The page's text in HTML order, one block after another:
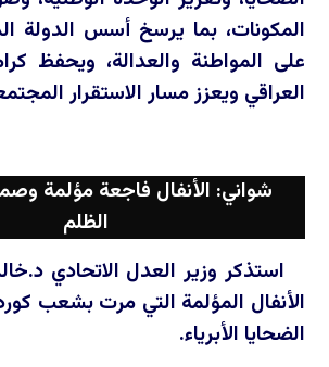
المكونات، بما يرسخ أسس الدولة
على المواطنة والعدالة، ويحفظ
العراقي ويعزز مسار الاستقرار
شواني: الأنفال فاجعة مؤلمة
الظلم
استذكر وزير العدل الاتحادي
الأنفال المؤلمة التي مرت بشعب
الضحايا الأبرياء.